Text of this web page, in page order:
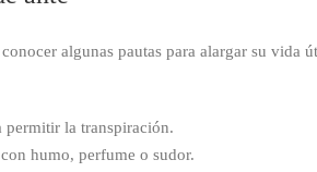
algunas pautas para alargar su vida
permitir la transpiración.
humo, perfume o sudor.